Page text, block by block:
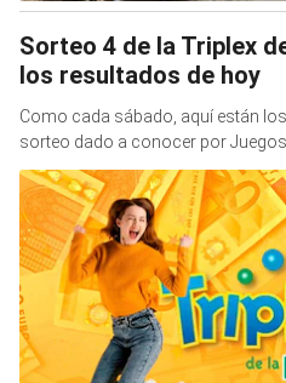
Sorteo 4 de la Triplex
los resultados de hoy
Como cada sábado, aquí están
sorteo dado a conocer por